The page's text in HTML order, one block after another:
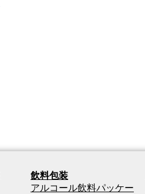
飲料包装
アルコール飲料パッケー